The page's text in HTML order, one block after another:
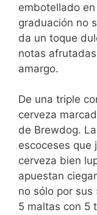
embotellado
graduación no
da un toque
notas
amargo.
De una triple
cerveza
de Brewdog.
escoceses que
cerveza bien
apuestan
no sólo por
5 maltas con 5